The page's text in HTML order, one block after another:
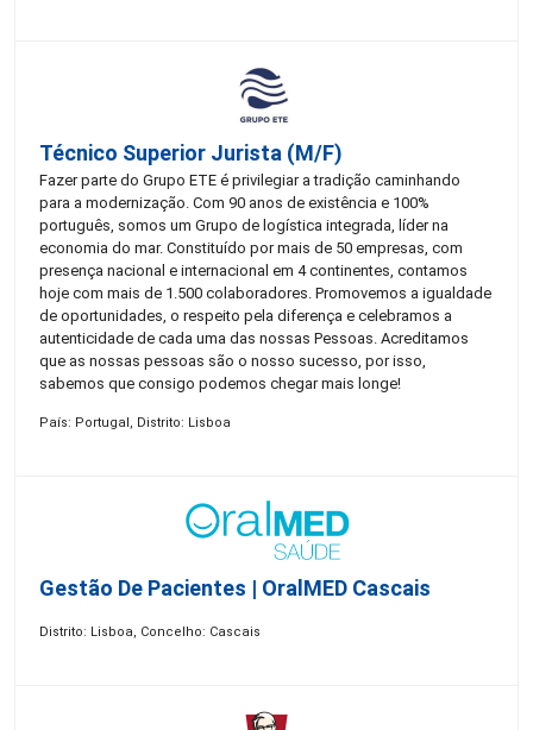
Técnico Superior Jurista (m/f)
Fazer parte do Grupo ETE é privilegiar a tradição caminhando
para a modernização. Com 90 anos de existência e 100%
português, somos um Grupo de logística integrada, líder na
economia do mar. Constituído por mais de 50 empresas, com
presença nacional e internacional em 4 continentes, contamos
hoje com mais de 1.500 colaboradores. Promovemos a igualdade
de oportunidades, o respeito pela diferença e celebramos a
autenticidade de cada uma das nossas Pessoas. Acreditamos
que as nossas pessoas são o nosso sucesso, por isso,
sabemos que consigo podemos chegar mais longe!
País: Portugal, Distrito: Lisboa
Gestão De Pacientes | OralMED Cascais
Distrito: Lisboa, Concelho: Cascais